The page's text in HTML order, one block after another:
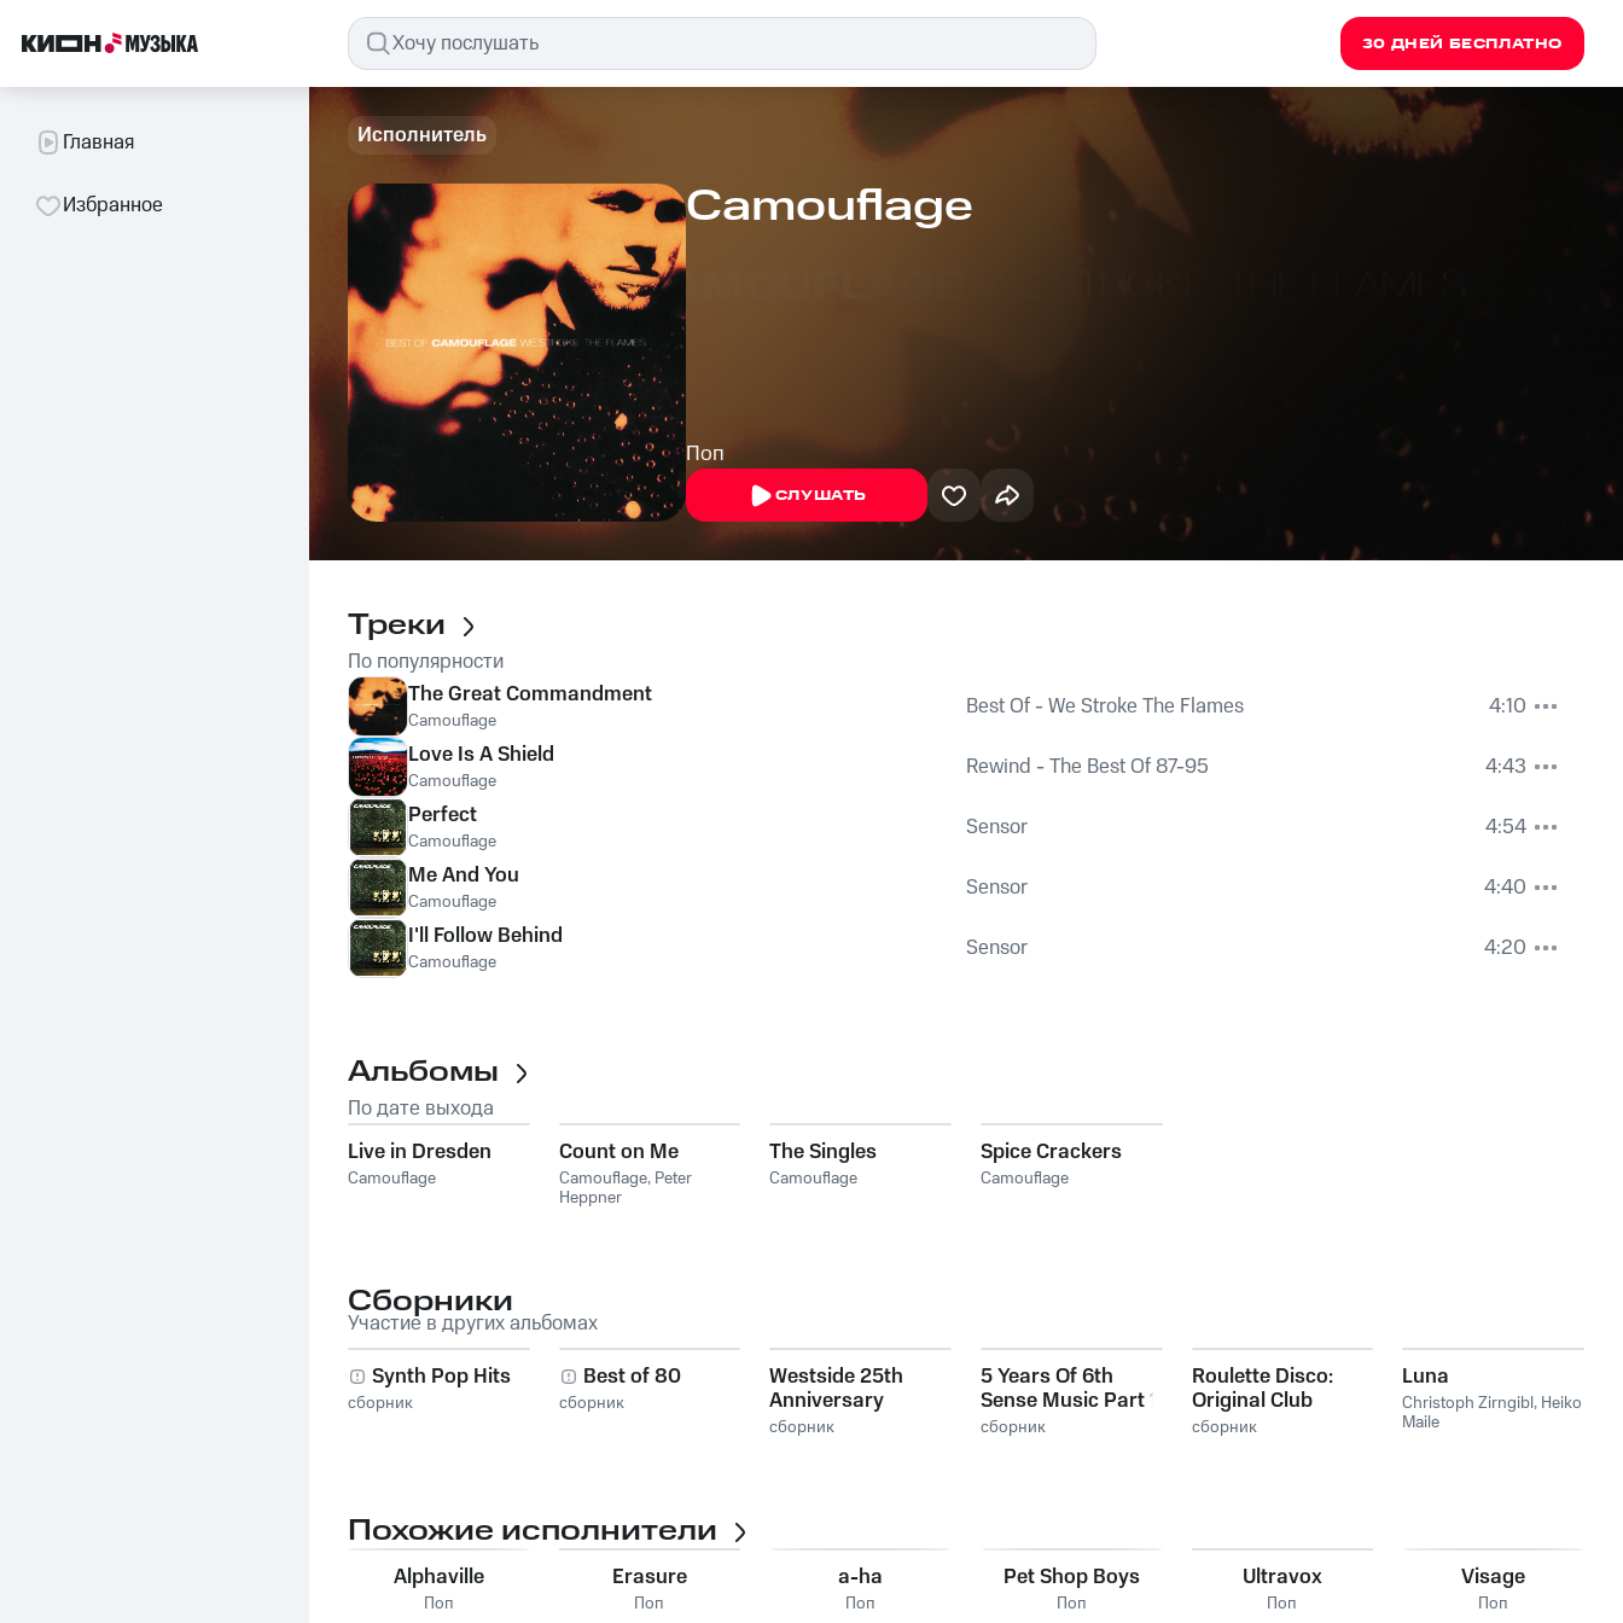
30 ДНЕЙ БЕСПЛАТНО
Главная
Избранное
Исполнитель
Camouflage
Поп
СЛУШАТЬ
Треки
По популярности
The Great Commandment
Camouflage Best Of - We Stroke The Flames
4:10
Love Is A Shield
Camouflage Rewind - The Best Of 87-95
4:43
Perfect
Camouflage Sensor
4:54
Me And You
Camouflage Sensor
4:40
I'll Follow Behind
Camouflage Sensor 4:20
Альбомы
По дате выхода
Live in Dresden
Camouflage
Count on Me
Camouflage, Peter
Heppner
The Singles
Camouflage
Spice Crackers
Camouflage
Сборники
Участие в других альбомах
Synth Pop Hits
сборник
Best of 80
сборник
Westside 25th
Anniversary
сборник
5 Years Of 6th
Sense Music Part 1
сборник
Roulette Disco:
Original Club
Classics From The
сборник
Luna
Christoph Zirngibl, Heiko
Maile
Похожие исполнители
Alphaville
Поп
Erasure
Поп
a-ha
Поп
Pet Shop Boys
Поп
Ultravox
Поп
Visage
Поп